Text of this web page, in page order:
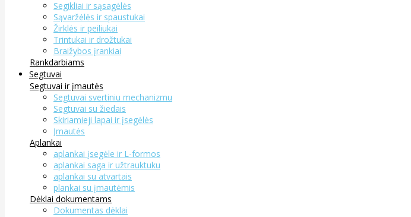
Segikliai ir sąsagėlės
Sąvaržėlės ir spaustukai
Žirklės ir peiliukai
Trintukai ir drožtukai
Braižybos įrankiai
Rankdarbiams
Segtuvai
Segtuvai ir įmautės
Segtuvai svertiniu mechanizmu
Segtuvai su žiedais
Skiriamieji lapai ir įsegėlės
Įmautės
Aplankai
aplankai įsegėle ir L-formos
aplankai saga ir užtrauktuku
aplankai su atvartais
plankai su įmautėmis
Dėklai dokumentams
Dokumentas dėklai